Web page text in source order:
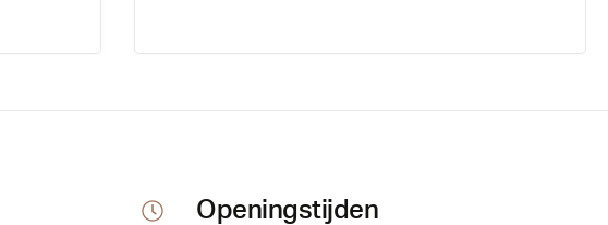
Openingstijden